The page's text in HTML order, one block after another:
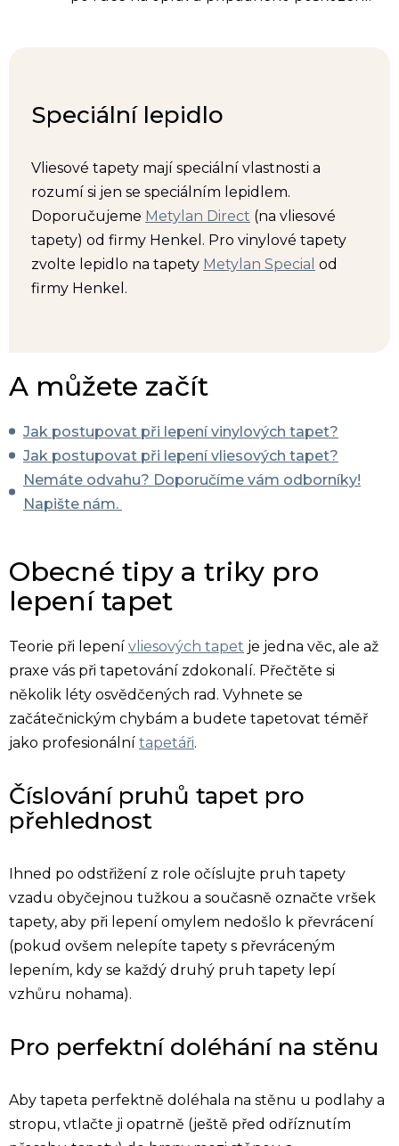
Speciální lepidlo
Vliesové tapety mají speciální vlastnosti a
rozumí si jen se speciálním lepidlem.
Doporučujeme Metylan Direct (na vliesové
tapety) od firmy Henkel. Pro vinylové tapety
zvolte lepidlo na tapety Metylan Special od
firmy Henkel.
A můžete začít
Jak postupovat při lepení vinylových tapet?
Jak postupovat při lepení vliesových tapet?
Nemáte odvahu? Doporučíme vám odborníky!
Napište nám.
Obecné tipy a triky pro
lepení tapet
Teorie při lepení vliesových tapet je jedna věc, ale až
praxe vás při tapetování zdokonalí. Přečtěte si
několik léty osvědčených rad. Vyhnete se
začátečnickým chybám a budete tapetovat téměř
jako profesionální tapetáři.
Číslování pruhů tapet pro
přehlednost
Ihned po odstřižení z role očíslujte pruh tapety
vzadu obyčejnou tužkou a současně označte vršek
tapety, aby při lepení omylem nedošlo k převrácení
(pokud ovšem nelepíte tapety s převráceným
lepením, kdy se každý druhý pruh tapety lepí
vzhůru nohama).
Pro perfektní doléhání na stěnu
Aby tapeta perfektně doléhala na stěnu u podlahy a
stropu, vtlačte ji opatrně (ještě před odříznutím